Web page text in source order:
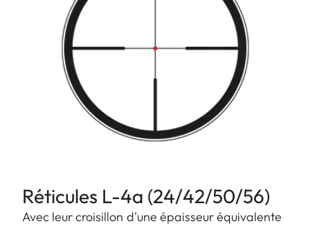
Réticules L-4a (24/42/50/56)
Avec leur croisillon d'une épaisseur équivalente